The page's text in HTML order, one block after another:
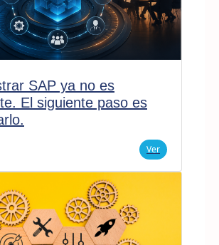
SAP ya no es
El siguiente paso es
Ver